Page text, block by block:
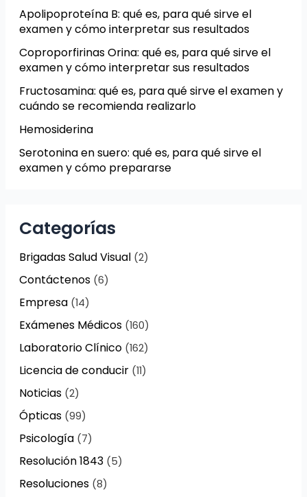
Apolipoproteína B: qué es, para qué sirve el
examen y cómo interpretar sus resultados
Coproporfirinas Orina: qué es, para qué sirve el
examen y cómo interpretar sus resultados
Fructosamina: qué es, para qué sirve el examen y
cuándo se recomienda realizarlo
Hemosiderina
Serotonina en suero: qué es, para qué sirve el
examen y cómo prepararse
Categorías
Brigadas Salud Visual(2)
Contáctenos(6)
Empresa(14)
Exámenes Médicos(160)
Laboratorio Clínico(162)
Licencia de conducir(11)
Noticias(2)
Ópticas(99)
Psicología(7)
Resolución 1843(5)
Resoluciones(8)